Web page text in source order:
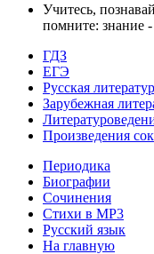
Учитесь,
помните: знание
ГДЗ
ЕГЭ
Русская
Зарубежная
Произведения
Периодика
Биографии
Сочинения
Стихи в MP3
Русский язык
На главную